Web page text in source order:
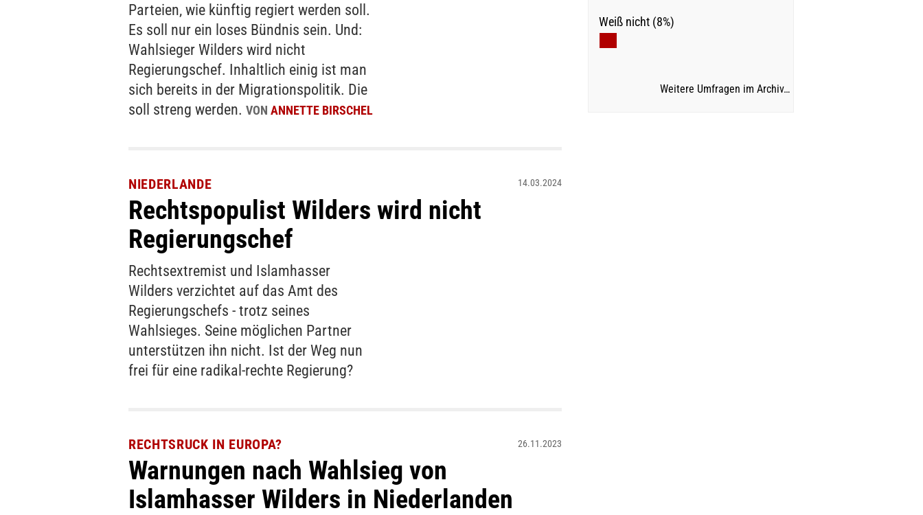
Parteien, wie künftig regiert werden soll.
Es soll nur ein loses Bündnis sein. Und:
Wahlsieger Wilders wird nicht
Regierungschef. Inhaltlich einig ist man
sich bereits in der Migrationspolitik. Die
soll streng werden. VON ANNETTE BIRSCHEL
NIEDERLANDE
Rechtspopulist Wilders wird nicht
Regierungschef
14.03.2024
Rechtsextremist und Islamhasser
Wilders verzichtet auf das Amt des
Regierungschefs - trotz seines
Wahlsieges. Seine möglichen Partner
unterstützen ihn nicht. Ist der Weg nun
frei für eine radikal-rechte Regierung?
RECHTSRUCK IN EUROPA?
Warnungen nach Wahlsieg von
Islamhasser Wilders in Niederlanden
26.11.2023
Weiß nicht (8%)
Weitere Umfragen im Archiv…